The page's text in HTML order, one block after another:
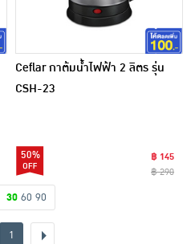
Ceflar กาต้มน้ำไฟฟ้า 2 ลิตร รุ่น
CSH-23
50%
฿ 145
฿ 290
30 60 90
1